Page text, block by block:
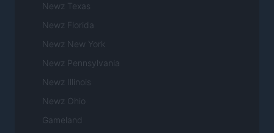
Newz Texas
Newz Florida
Newz New York
Newz Pennsylvania
Newz Illinois
Newz Ohio
Gameland